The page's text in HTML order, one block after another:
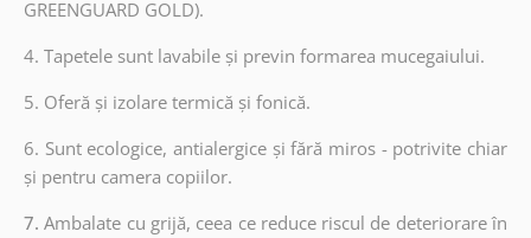
GREENGUARD GOLD).
4. Tapetele sunt lavabile și previn formarea mucegaiului.
5. Oferă și izolare termică și fonică.
6. Sunt ecologice, antialergice și fără miros - potrivite chiar
și pentru camera copiilor.
7.Ambalate cu grijă, ceea ce reduce riscul de deteriorare în